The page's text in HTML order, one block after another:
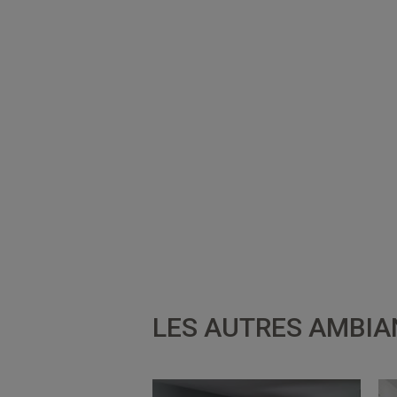
LES AUTRES